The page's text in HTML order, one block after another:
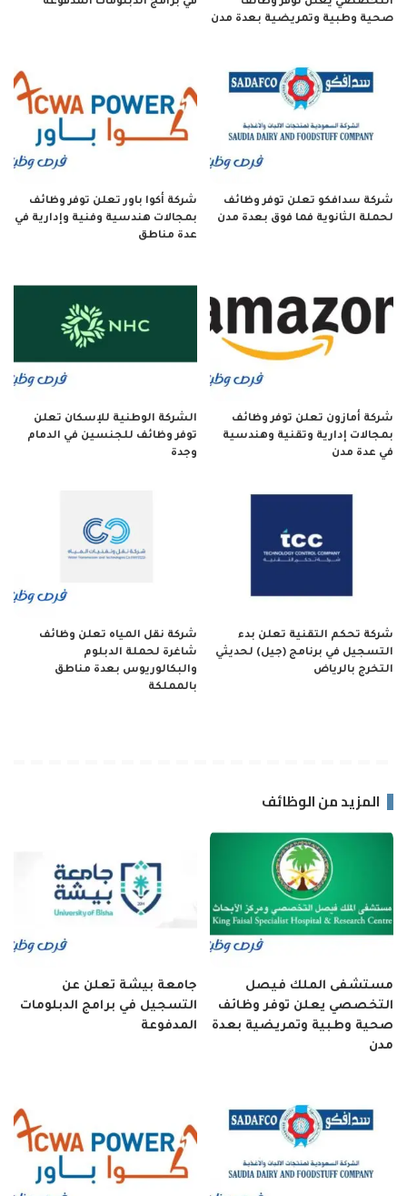
صحية وطبية وتمريضية بعدة مدن
شركة سدافكو تعلن توفر وظائف
لحملة الثانوية فما فوق بعدة مدن
شركة أكوا باور تعلن توفر وظائف
بمجالات هندسية وفنية وإدارية في
عدة مناطق
شركة أمازون تعلن توفر وظائف
بمجالات إدارية وتقنية وهندسية
في عدة مدن
الشركة الوطنية للإسكان تعلن
توفر وظائف للجنسين في الدمام
وجدة
شركة تحكم التقنية تعلن بدء
التسجيل في برنامج (جيل) لحديثي
التخرج بالرياض
شركة نقل المياه تعلن وظائف
شاغرة لحملة الدبلوم
والبكالوريوس بعدة مناطق
بالمملكة
المزيد من الوظائف
مستشفى الملك فيصل
التخصصي يعلن توفر وظائف
صحية وطبية وتمريضية بعدة
مدن
جامعة بيشة تعلن عن
التسجيل في برامج الدبلومات
المدفوعة